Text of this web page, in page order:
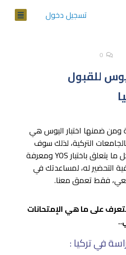
تسجيل دخول
0
للقبول
ومن ضمنها اختبار اليوس هي
التركية، لذلك سوف
نناقش خلال هذ المقال كل ما يتعلق باختبار YOS ومعرفة
التحضير له، لمساعدتك في
فقط تعمق معنا.
على ما هي الإمتحانات
في تركيا :